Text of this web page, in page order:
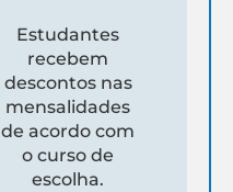
Estudantes
recebem
descontos nas
mensalidades
de acordo com
o curso de
escolha.